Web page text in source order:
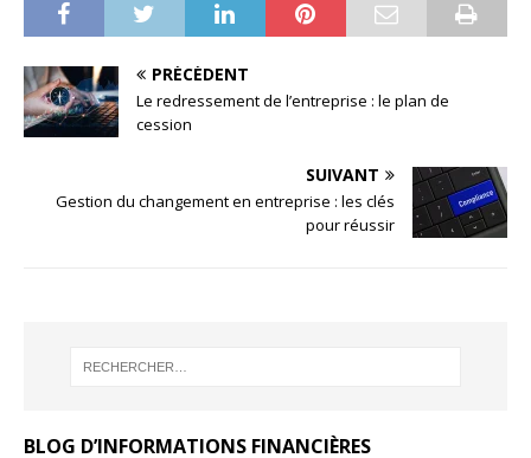
PRÉCÉDENT
Le redressement de l’entreprise : le plan de
cession
SUIVANT
Gestion du changement en entreprise : les clés
pour réussir
BLOG D’INFORMATIONS FINANCIÈRES